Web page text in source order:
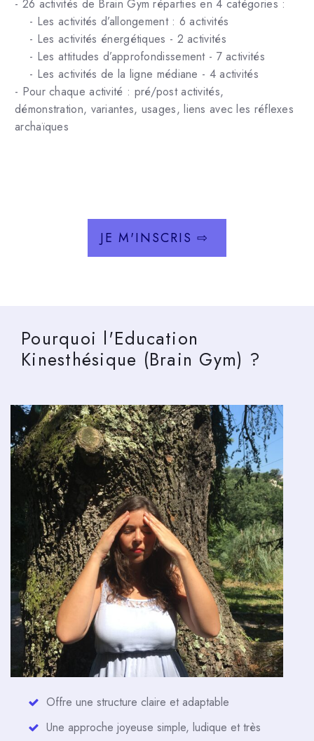
- 26 activités de Brain Gym réparties en 4 catégories :
- Les activités d’allongement : 6 activités
- Les activités énergétiques - 2 activités
- Les attitudes d’approfondissement - 7 activités
- Les activités de la ligne médiane - 4 activités
- Pour chaque activité : pré/post activités,
démonstration, variantes, usages, liens avec les réflexes
archaïques
JE M'INSCRIS ⇨
Pourquoi l'Education
Kinesthésique (Brain Gym) ?
Offre une structure claire et adaptable
Une approche joyeuse simple, ludique et très